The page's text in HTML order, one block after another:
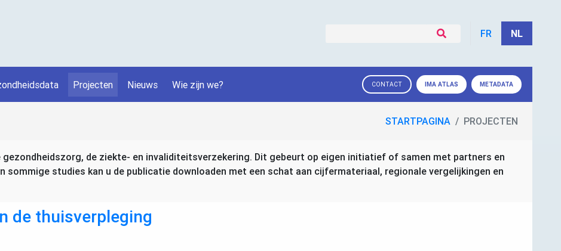
FR NL
Projecten Nieuws Wie zijn we? CONTACT IMA ATLAS METADATA
STARTPAGINA PROJECTEN
de ziekte- en invaliditeitsverzekering. Dit gebeurt op eigen initiatief of samen met partners en
sommige studies kan u de publicatie downloaden met een schat aan cijfermateriaal, regionale vergelijkingen en
de thuisverpleging